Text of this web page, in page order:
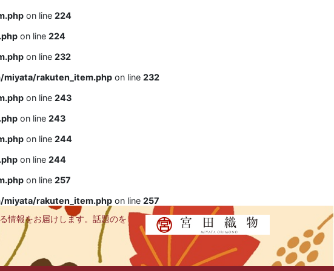
on line 224
on line 224
on line 232
rakuten_item.php on line 232
on line 243
on line 243
on line 244
on line 244
on line 257
rakuten_item.php on line 257
情報をお届けします。話題のを